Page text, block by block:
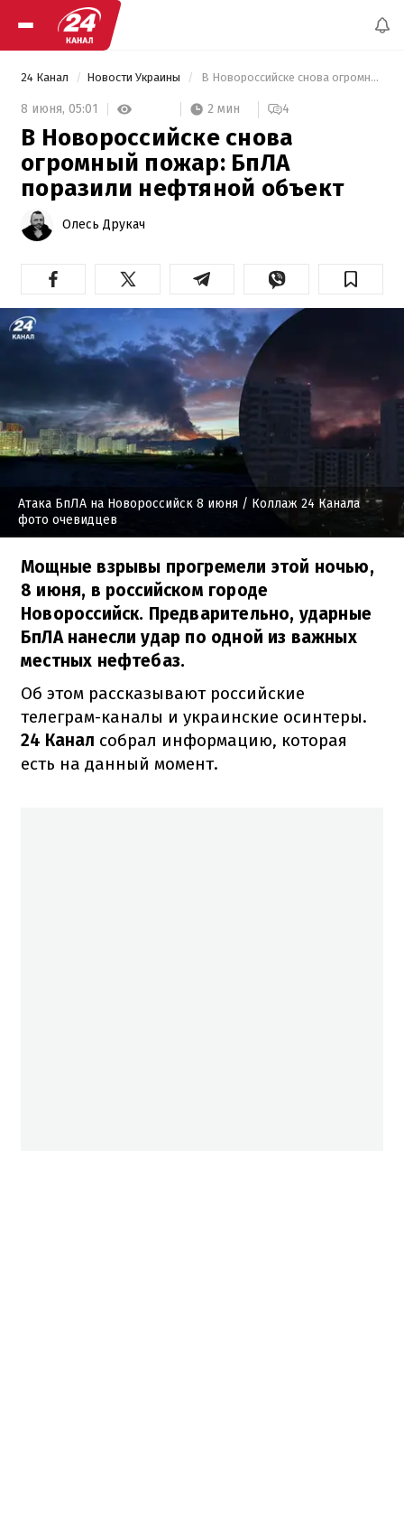
24 Канал Новости Украины В Новороссийске снова огромный пожар: БпЛА поразили нефтяной объект
8 июня, 05:01 2 мин 4
В Новороссийске снова
огромный пожар: БпЛА
поразили нефтяной объект
Олесь Друкач
Атака БпЛА на Новороссийск 8 июня / Коллаж 24 Канала
фото очевидцев
Мощные взрывы прогремели этой ночью,
8 июня, в российском городе
Новороссийск. Предварительно, ударные
БпЛА нанесли удар по одной из важных
местных нефтебаз.
Об этом рассказывают российские
телеграм-каналы и украинские осинтеры.
24 Канал собрал информацию, которая
есть на данный момент.